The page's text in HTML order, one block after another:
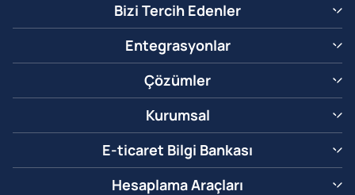
Bizi Tercih Edenler
Entegrasyonlar
Çözümler
Kurumsal
E-ticaret Bilgi Bankası
Hesaplama Araçları